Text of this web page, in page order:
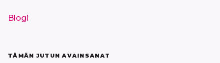
Blogi
TÄMÄN JUTUN AVAINSANAT